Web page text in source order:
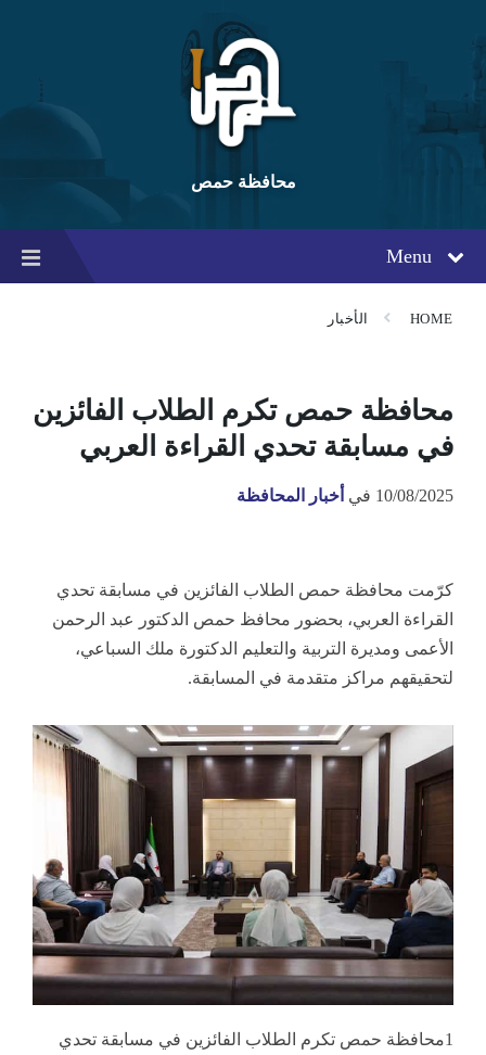
content
main
navigation
footer
محافظة حمص
Menu
HOME الأخبار
محافظة حمص تكرم الطلاب الفائزين
في مسابقة تحدي القراءة العربي
10/08/2025 في أخبار المحافظة
كرّمت محافظة حمص الطلاب الفائزين في مسابقة تحدي
القراءة العربي، بحضور محافظ حمص الدكتور عبد الرحمن
الأعمى ومديرة التربية والتعليم الدكتورة ملك السباعي،
لتحقيقهم مراكز متقدمة في المسابقة.
1محافظة حمص تكرم الطلاب الفائزين في مسابقة تحدي